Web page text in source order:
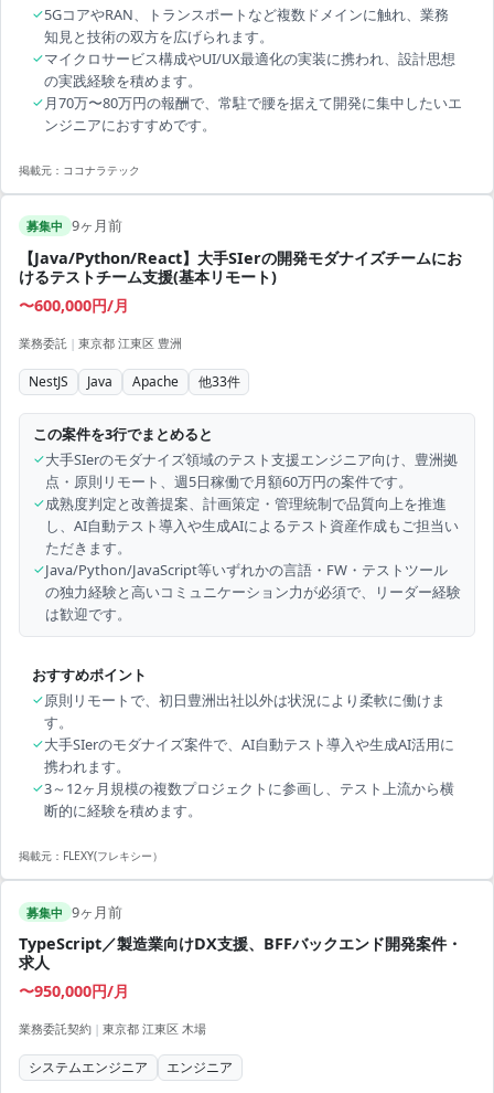
✓5GコアやRAN、トランスポートなど複数ドメインに触れ、業務
知見と技術の双方を広げられます。
✓マイクロサービス構成やUI/UX最適化の実装に携われ、設計思想
の実践経験を積めます。
✓月70万〜80万円の報酬で、常駐で腰を据えて開発に集中したいエ
ンジニアにおすすめです。
掲載元： ココナラテック
募集中 9ヶ月前
【Java/Python/React】大手SIerの開発モダナイズチームにお
けるテストチーム支援(基本リモート)
〜600,000円/月
業務委託 | 東京都 江東区 豊洲
NestJS Java Apache 他33件
この案件を3行でまとめると
✓大手SIerのモダナイズ領域のテスト支援エンジニア向け、豊洲拠
点・原則リモート、週5日稼働で月額60万円の案件です。
✓成熟度判定と改善提案、計画策定・管理統制で品質向上を推進
し、AI自動テスト導入や生成AIによるテスト資産作成もご担当い
ただきます。
✓Java/Python/JavaScript等いずれかの言語・FW・テストツール
の独力経験と高いコミュニケーション力が必須で、リーダー経験
は歓迎です。
おすすめポイント
✓原則リモートで、初日豊洲出社以外は状況により柔軟に働けま
す。
✓大手SIerのモダナイズ案件で、AI自動テスト導入や生成AI活用に
携われます。
✓3～12ヶ月規模の複数プロジェクトに参画し、テスト上流から横
断的に経験を積めます。
掲載元： FLEXY(フレキシー）
募集中 9ヶ月前
TypeScript／製造業向けDX支援、BFFバックエンド開発案件・
求人
〜950,000円/月
業務委託契約 | 東京都 江東区 木場
システムエンジニア エンジニア